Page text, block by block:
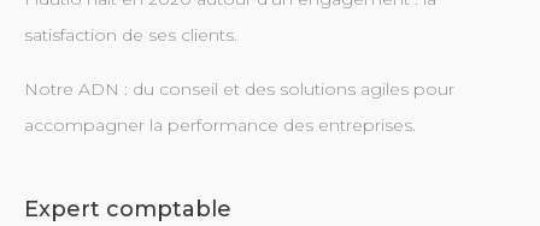
satisfaction de ses clients.
Notre ADN : du conseil et des solutions agiles pour
accompagner la performance des entreprises.
Expert comptable